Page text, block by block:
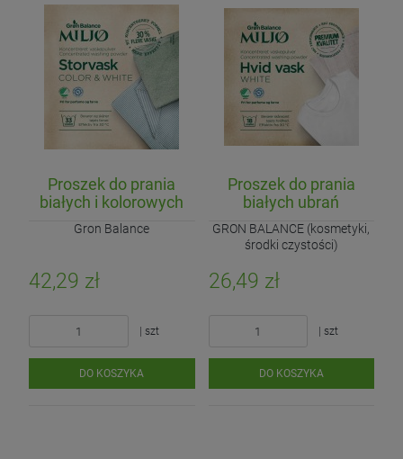
Proszek do prania
białych i kolorowych
ubrań (koncentrat)
ECO 1,8kg (33 prania)
Gron Balance
42,29 zł
| szt
DO KOSZYKA
Proszek do prania
białych ubrań
(koncentrat) ECO 785g
(18 prań)
GRON BALANCE (kosmetyki,
środki czystości)
26,49 zł
| szt
DO KOSZYKA